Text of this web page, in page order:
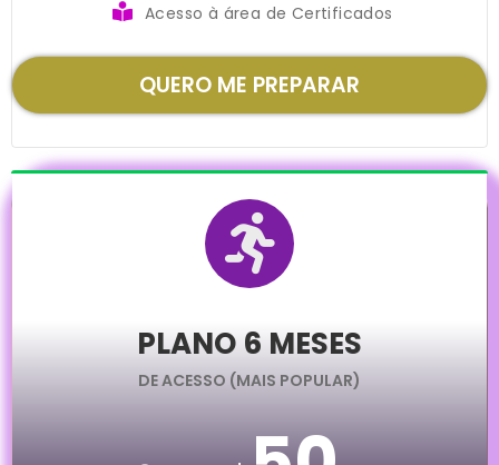
Acesso à área de Certificados
QUERO ME PREPARAR
PLANO 6 MESES
DE ACESSO (MAIS POPULAR)